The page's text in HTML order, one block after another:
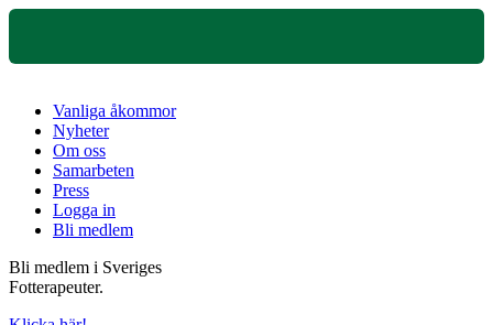
Vanliga åkommor
Nyheter
Om oss
Samarbeten
Press
Logga in
Bli medlem
Bli medlem i Sveriges
Fotterapeuter.